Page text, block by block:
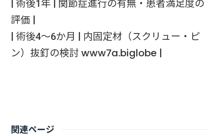
| 術後1年 | 関節症進行の有無・患者満足度の
評価 |
| 術後4〜6か月 | 内固定材（スクリュー・ピ
ン）抜釘の検討 www7a.biglobe |
関連ページ